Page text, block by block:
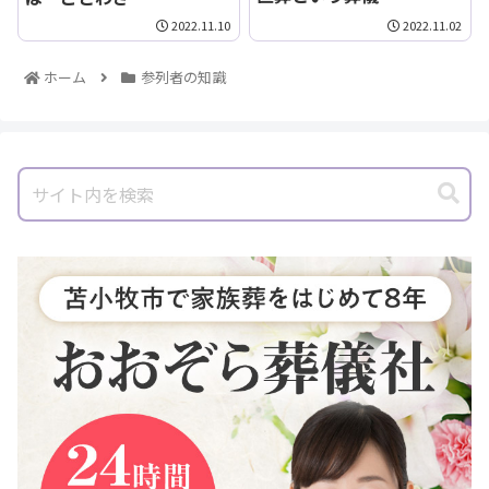
2022.11.10 2022.11.02
ホーム 参列者の知識